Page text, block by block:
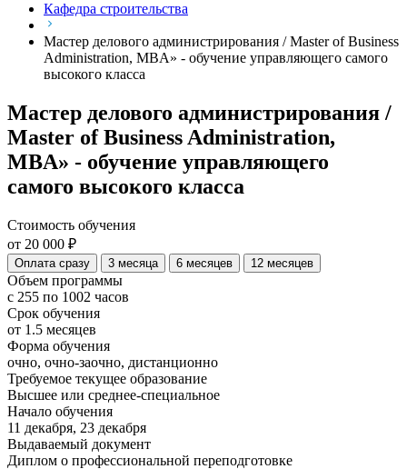
Кафедра строительства
Мастер делового администрирования / Master of Business
Administration, MBA» - обучение управляющего самого
высокого класса
Мастер делового администрирования /
Master of Business Administration,
MBA» - обучение управляющего
самого высокого класса
Стоимость обучения
от 20 000 ₽
Оплата сразу 3 месяца 6 месяцев 12 месяцев
Объем программы
с 255 по 1002 часов
Срок обучения
от 1.5 месяцев
Форма обучения
очно, очно-заочно, дистанционно
Требуемое текущее образование
Высшее или среднее-специальное
Начало обучения
11 декабря, 23 декабря
Выдаваемый документ
Диплом о профессиональной переподготовке